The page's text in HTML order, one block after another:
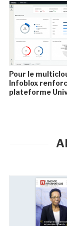
Pour le
Infoblox
plateforme